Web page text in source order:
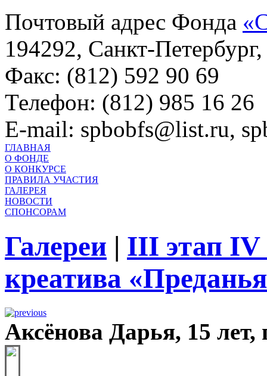
Почтовый адрес Фонда
194292, Санкт-
Факс: (812) 592 90 69
Телефон: (812) 985 16 26
E-mail: spbobfs@list.ru,
ГЛАВНАЯ
О ФОНДЕ
О КОНКУРСЕ
ПРАВИЛА УЧАСТИЯ
ГАЛЕРЕЯ
НОВОСТИ
СПОНСОРАМ
Галереи | III этап IV
креатива
Аксёнова Дарья, 15 лет,